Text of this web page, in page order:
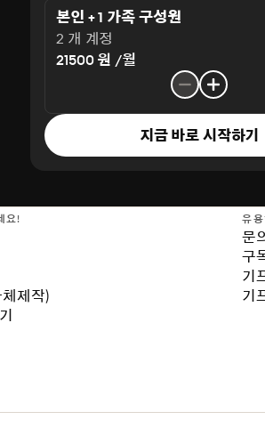
본인 + 1 가족 구성원
2 개 계정
21500 원 /월
지금 바로 시작하기
요!
제작)
유
문
구
기
기